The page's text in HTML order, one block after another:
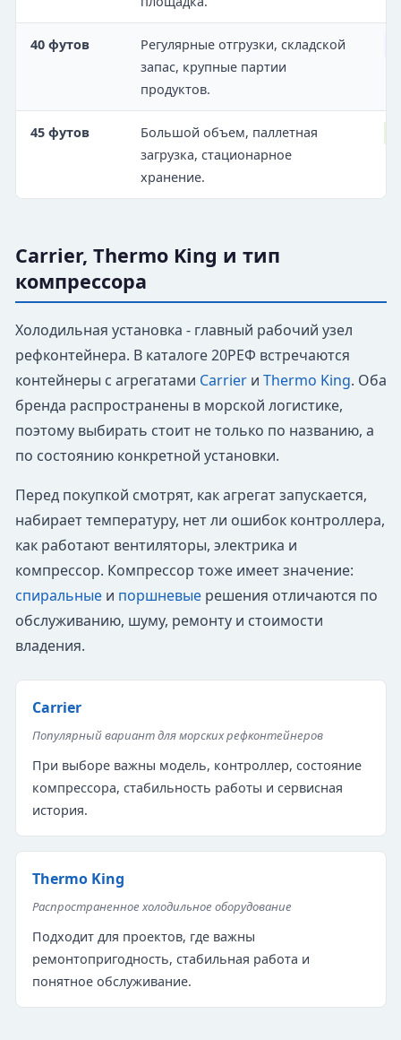
40 футов
Регулярные отгрузки, складской
запас, крупные партии
продуктов.
45 футов
Большой объем, паллетная
загрузка, стационарное
хранение.
Carrier, Thermo King и тип
компрессора
Холодильная установка - главный рабочий узел
рефконтейнера. В каталоге 20РЕФ встречаются
контейнеры с агрегатами Carrierи Thermo King. Оба
бренда распространены в морской логистике,
поэтому выбирать стоит не только по названию, а
по состоянию конкретной установки.
Перед покупкой смотрят, как агрегат запускается,
набирает температуру, нет ли ошибок контроллера,
как работают вентиляторы, электрика и
компрессор. Компрессор тоже имеет значение:
спиральныеи поршневыерешения отличаются по
обслуживанию, шуму, ремонту и стоимости
владения.
Carrier
Популярный вариант для морских рефконтейнеров
При выборе важны модель, контроллер, состояние
компрессора, стабильность работы и сервисная
история.
Thermo King
Распространенное холодильное оборудование
Подходит для проектов, где важны
ремонтопригодность, стабильная работа и
понятное обслуживание.